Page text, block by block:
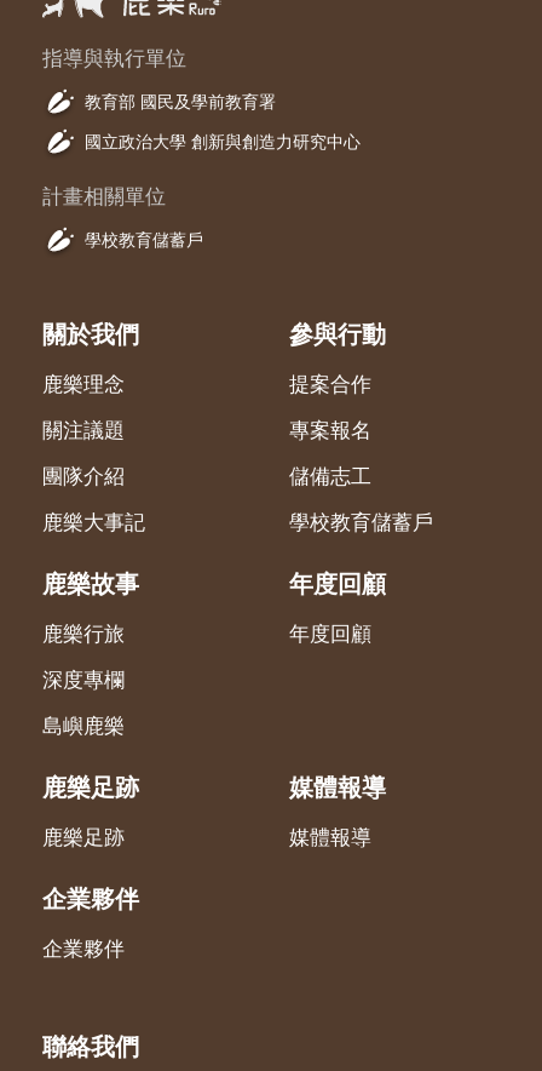
指導與執行單位
教育部 國民及學前教育署
國立政治大學 創新與創造力研究中心
計畫相關單位
學校教育儲蓄戶
關於我們
鹿樂理念
關注議題
團隊介紹
鹿樂大事記
參與行動
提案合作
專案報名
儲備志工
學校教育儲蓄戶
鹿樂故事
鹿樂行旅
深度專欄
島嶼鹿樂
年度回顧
年度回顧
鹿樂足跡
鹿樂足跡
媒體報導
媒體報導
企業夥伴
企業夥伴
聯絡我們